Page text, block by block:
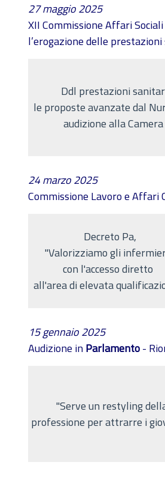
27 maggio 2025
XII Commissione Affari
l’erogazione delle
Ddl prestazioni
le proposte avanzate dal
audizione alla Camera
24 marzo 2025
Commissione Lavoro e Affari
Decreto Pa,
''Valorizziamo gli
con l'accesso diretto
all'area di elevata
15 gennaio 2025
Audizione inParlamento-
''Serve un restyling
professione per attrarre i